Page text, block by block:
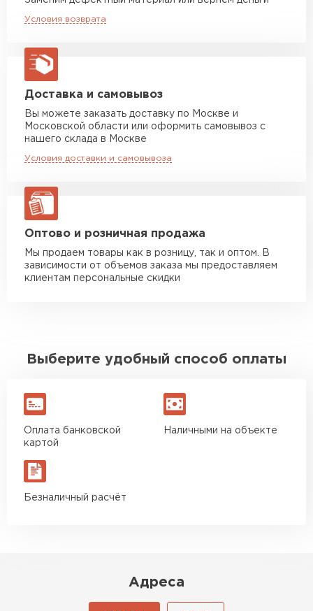
макс. длина груза 13,5 м
Манипулятор до 5 тн
макс. длина груза 6 м
Манипулятор до 10 тн
макс. длина груза 8 м
Манипулятор до 20 тн
Условия возврата
Доставка и самовывоз
Вы можете заказать доставку по Москве и
Московской области или оформить самовывоз с
нашего склада в Москве
Условия доставки и самовывоза
Оптово и розничная продажа
Мы продаем товары как в розницу, так и оптом. В
зависимости от объемов заказа мы предоставляем
клиентам персональные скидки
Выберите удобный способ оплаты
Оплата банковской
картой
Наличными на объекте
Безналичный расчёт
Адреса